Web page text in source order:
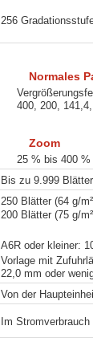
256
Normales
400, 200,
Zoom
25 % bis 400
Bis zu 9.999 Blätter
250 Blätter (64 g/
200 Blätter (75 g/
A6R oder kleiner:
Vorlage mit
22,0 mm oder
Von der
Im